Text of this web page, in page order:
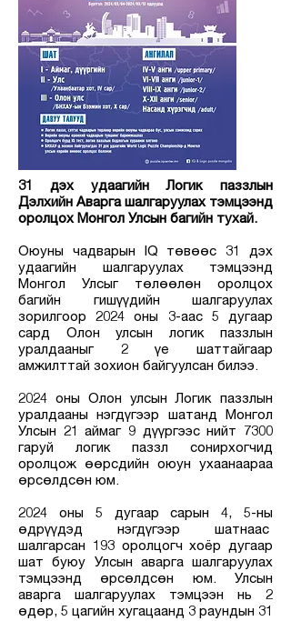
31 дэх удаагийн Логик паззлын
Дэлхийн Аварга шалгаруулах тэмцээнд
оролцох Монгол Улсын багийн тухай.
Оюуны чадварын IQ төвөөс 31 дэх
удаагийн шалгаруулах тэмцээнд
Монгол Улсыг төлөөлөн оролцох
багийн гишүүдийн шалгаруулах
зорилгоор 2024 оны 3-аас 5 дугаар
сард Олон улсын логик паззлын
уралдааныг 2 үе шаттайгаар
амжилттай зохион байгуулсан билээ.
2024 оны Олон улсын Логик паззлын
уралдааны нэгдүгээр шатанд Монгол
Улсын 21 аймаг 9 дүүргээс нийт 7300
гаруй логик паззл сонирхогчид
оролцож өөрсдийн оюун ухаанаараа
өрсөлдсөн юм.
2024 оны 5 дугаар сарын 4, 5-ны
өдрүүдэд нэгдүгээр шатнаас
шалгарсан 193 оролцогч хоёр дугаар
шат буюу Улсын аварга шалгаруулах
тэмцээнд өрсөлдсөн юм. Улсын
аварга шалгаруулах тэмцээн нь 2
өдөр, 5 цагийн хугацаанд 3 раундын 31